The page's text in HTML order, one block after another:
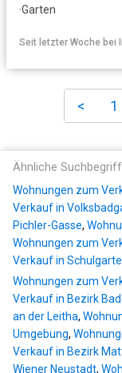
·Garten
Seit letzter Woche bei
< 1
Ähnliche
Wohnungen zum
Verkauf in
Pichler-Gasse,
Wohnungen zum
Verkauf in
Wohnungen zum
Verkauf in Bezirk
an der Leitha,
Umgebung,
Verkauf in Bezirk
Wiener Neustadt,